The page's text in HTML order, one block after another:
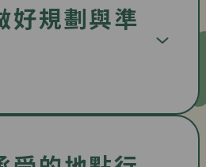
好規劃與準